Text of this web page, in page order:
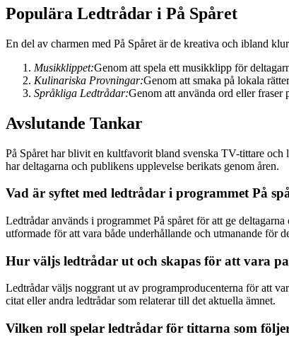
Populära Ledtrådar i På Spåret
En del av charmen med På Spåret är de kreativa och ibland
Musikklippet:Genom att spela ett musikklipp för
Kulinariska Provningar:Genom att smaka på lokala
Språkliga Ledtrådar:Genom att använda ord eller fraser
Avslutande Tankar
På Spåret har blivit en kultfavorit bland svenska TV-tittare
har deltagarna och publikens upplevelse berikats genom åren.
Vad är syftet med ledtrådar i programmet På
Ledtrådar används i programmet På spåret för att ge
utformade för att vara både underhållande och utmanande för
Hur väljs ledtrådar ut och skapas för att vara
Ledtrådar väljs noggrant ut av programproducenterna för att
citat eller andra ledtrådar som relaterar till det aktuella ämnet.
Vilken roll spelar ledtrådar för tittarna som